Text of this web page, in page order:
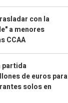
con la
a menores
CCAA
partida
de euros para
solos en